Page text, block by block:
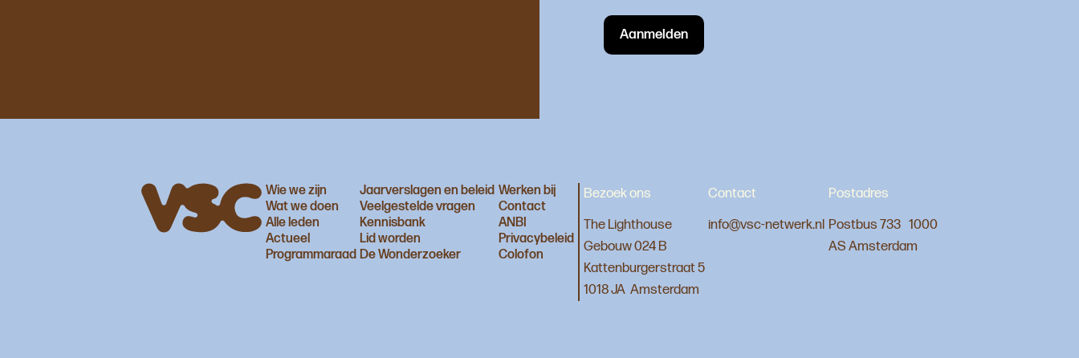
Wie we zijn
Wat we doen
Alle leden
Actueel
Programmaraad
Jaarverslagen en beleid
Veelgestelde vragen
Kennisbank
Lid worden
De Wonderzoeker
Werken bij
Contact
ANBI
Privacybeleid
Colofon
Bezoek ons
The Lighthouse
Gebouw 024 B
Kattenburgerstraat 5
1018 JA Amsterdam
Contact
info@vsc-netwerk.nl
Postadres
Postbus 733 1000
AS Amsterdam